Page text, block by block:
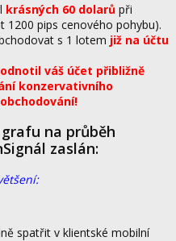
krásných 60 dolarů při
1200 pips cenového pohybu).
s 1 lotem již na účtu
váš účet přibližně
konzervativního
na průběh
zaslán:
spatřit v klientské mobilní